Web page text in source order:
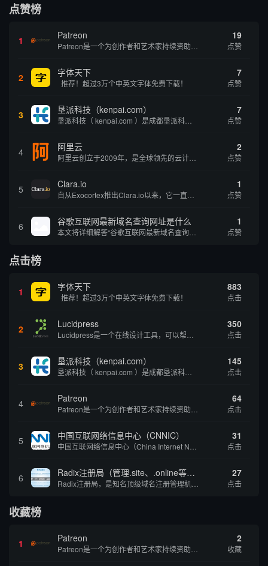
点赞榜
1 Patreon 19
点赞
2 字体天下
推荐！超过3万个中英文字体免费下载！
7
点赞
3 垦派科技（kenpai.com） 7
点赞
4 阿里云 2
点赞
5 Clara.io 1
点赞
6 谷歌互联网最新域名查询网址是什么 1
点赞
点击榜
1 字体天下
推荐！超过3万个中英文字体免费下载！
883
点击
2 Lucidpress 350
点击
3 垦派科技（kenpai.com） 145
点击
4 Patreon 64
点击
5 中国互联网络信息中心（CNNIC） 31
点击
6 Radix注册局（管理.site、.online等顶级域名） 27
点击
收藏榜
1 Patreon 2
收藏